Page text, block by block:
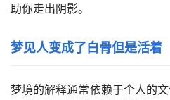
助你走出阴影。
梦见人变成了白骨但是活着
梦境的解释通常依赖于个人的